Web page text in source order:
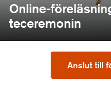
Online-
teceremonin
Anslut till